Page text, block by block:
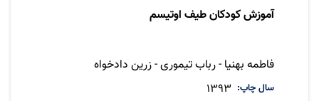
آموزش کودکان طیف اوتیسم
فاطمه بهنیا - رباب تیموری - زرین دادخواه
سال چاپ
1393